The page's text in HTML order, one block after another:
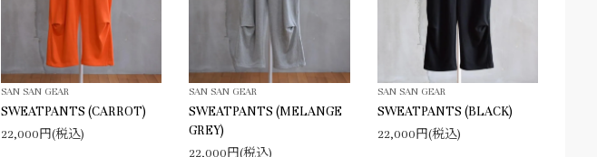
SAN SAN GEAR
SWEATPANTS (CARROT)
22,000円(税込)
SAN SAN GEAR
SWEATPANTS (MELANGE
GREY)
22,000円(税込)
SAN SAN GEAR
SWEATPANTS (BLACK)
22,000円(税込)